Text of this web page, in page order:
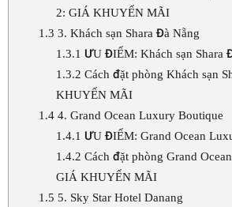
2: GIÁ KHUYẾN MÃI
1.3 3. Khách sạn Shara Đà Nẵng
1.3.1 ƯU ĐIỂM: Khách sạn Shara
1.3.2 Cách đặt phòng Khách sạn
KHUYẾN MÃI
1.44. Grand Ocean Luxury Boutique
1.4.1 ƯU ĐIỂM: Grand Ocean
1.4.2 Cách đặt phòng Grand
GIÁ KHUYẾN MÃI
1.5 5. Sky Star Hotel Danang